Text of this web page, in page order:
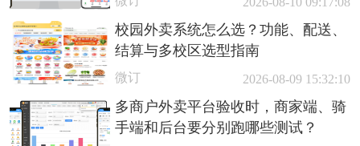
校园外卖系统怎么选？功能、配送、
结算与多校区选型指南
微订 2026-08-09 15:32:10
多商户外卖平台验收时，商家端、骑
手端和后台要分别跑哪些测试？